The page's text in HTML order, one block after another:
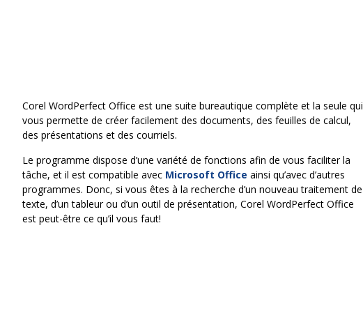
Corel WordPerfect Office est une suite bureautique complète et la seule qui
vous permette de créer facilement des documents, des feuilles de calcul,
des présentations et des courriels.
Le programme dispose d’une variété de fonctions afin de vous faciliter la
tâche, et il est compatible avec Microsoft Office ainsi qu’avec d’autres
programmes. Donc, si vous êtes à la recherche d’un nouveau traitement de
texte, d’un tableur ou d’un outil de présentation, Corel WordPerfect Office
est peut-être ce qu’il vous faut!